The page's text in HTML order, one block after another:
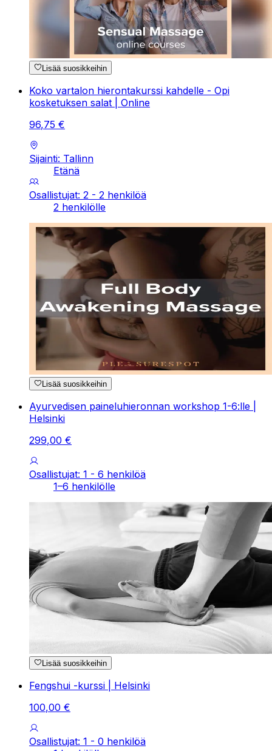
Lisää suosikkeihin
Koko vartalon hierontakurssi kahdelle - Opi
kosketuksen salat | Online
96,75 €
Sijainti: Tallinn
Etänä
Osallistujat: 2 - 2 henkilöä
2 henkilölle
Lisää suosikkeihin
Ayurvedisen paineluhieronnan workshop 1-6:lle |
Helsinki
299,00 €
Osallistujat: 1 - 6 henkilöä
1–6 henkilölle
Lisää suosikkeihin
Fengshui -kurssi | Helsinki
100,00 €
Osallistujat: 1 - 0 henkilöä